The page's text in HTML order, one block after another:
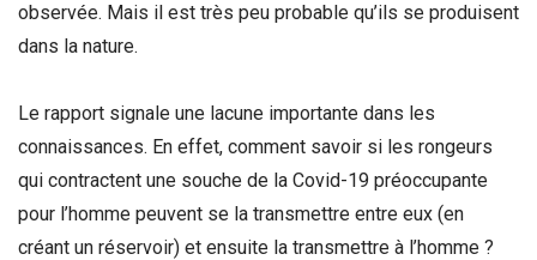
observée. Mais il est très peu probable qu’ils se produisent
dans la nature.
Le rapport signale une lacune importante dans les
connaissances. En effet, comment savoir si les rongeurs
qui contractent une souche de la Covid-19 préoccupante
pour l’homme peuvent se la transmettre entre eux (en
créant un réservoir) et ensuite la transmettre à l’homme ?